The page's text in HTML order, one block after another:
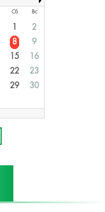
Сб Вс
1
2
8
9
15
16
22
23
29
30